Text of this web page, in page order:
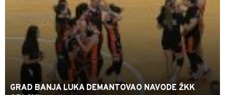
GRAD BANJA LUKA DEMANTOVAO NAVODE ŽKK